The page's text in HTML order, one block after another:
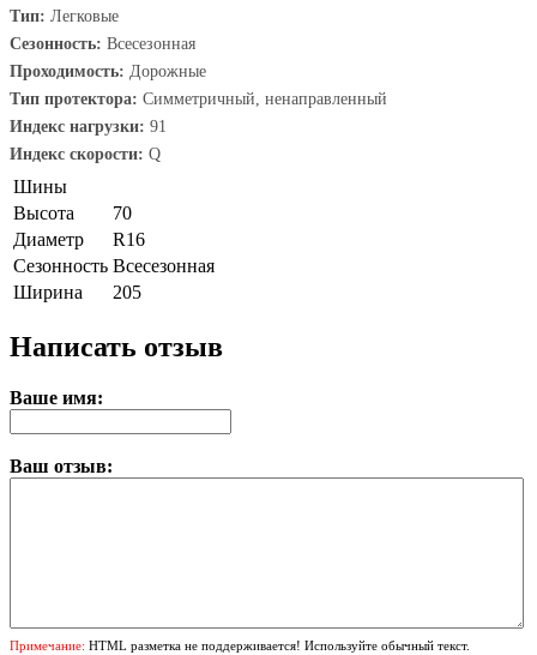
Тип: Легковые
Сезонность: Всесезонная
Проходимость: Дорожные
Тип протектора: Симметричный, ненаправленный
Индекс нагрузки: 91
Индекс скорости: Q
Шины
Высота
70
Диаметр
R16
Сезонность Всесезонная
Ширина
205
Написать отзыв
Ваше имя:
Ваш отзыв:
Примечание: HTML разметка не поддерживается! Используйте обычный текст.